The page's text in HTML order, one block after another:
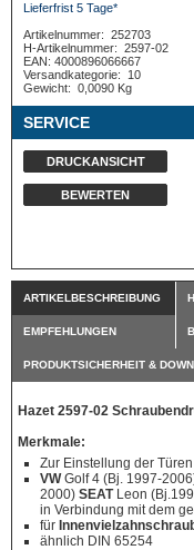
Lieferfrist 5 Tage*
Artikelnummer: 252703
H-Artikelnummer: 2597-02
EAN: 4000896066667
Versandkategorie:
10
Gewicht: 0,0090 Kg
SERVICE
DRUCKANSICHT
BEWERTEN
ARTIKELBESCHREIBUNG
EMPFEHLUNGEN
PRODUKTSICHERHEIT &
Hazet 2597-02
Merkmale:
Zur Einstellung der
VWGolf 4 (Bj. 1997-
2000) SEATLeon
in Verbindung mit dem
für
ähnlich DIN 65254